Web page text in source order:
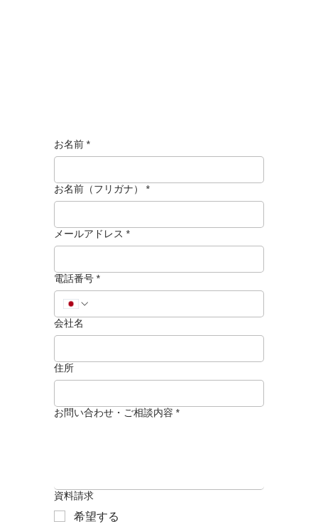
お名前 *
お名前（フリガナ） *
メールアドレス *
電話番号 *
会社名
住所
お問い合わせ・ご相談内容 *
資料請求
希望する